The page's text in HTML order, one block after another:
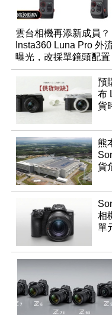
雲台相機再添新成員？
Insta360 Luna Pro 外
曝光，改採單鏡頭配置
預
布
貨
熊
貨
相
單